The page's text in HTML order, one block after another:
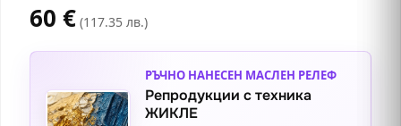
60 € (117.35 лв.)
РЪЧНО НАНЕСЕН МАСЛЕН РЕЛЕФ
Репродукции с техника
ЖИКЛЕ